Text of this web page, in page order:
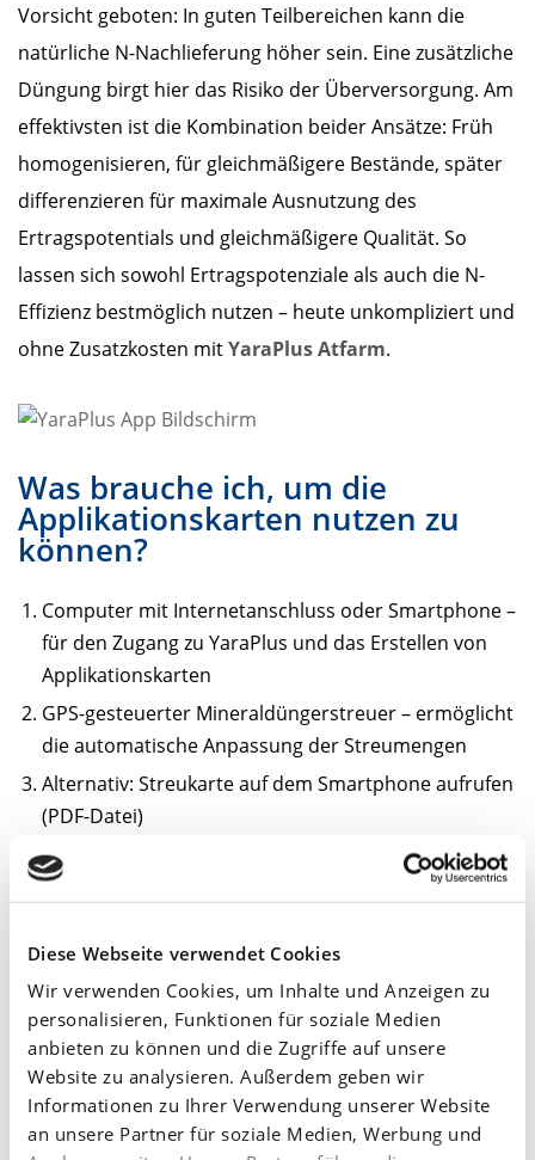
Diese Webseite verwendet Cookies
Wir verwenden Cookies, um Inhalte und Anzeigen zu
personalisieren, Funktionen für soziale Medien
anbieten zu können und die Zugriffe auf unsere
Website zu analysieren. Außerdem geben wir
Informationen zu Ihrer Verwendung unserer Website
an unsere Partner für soziale Medien, Werbung und
Vorsicht geboten: In guten Teilbereichen kann die
natürliche N-Nachlieferung höher sein. Eine zusätzliche
Düngung birgt hier das Risiko der Überversorgung. Am
effektivsten ist die Kombination beider Ansätze: Früh
homogenisieren, für gleichmäßigere Bestände, später
differenzieren für maximale Ausnutzung des
Ertragspotentials und gleichmäßigere Qualität. So
lassen sich sowohl Ertragspotenziale als auch die N-
Effizienz bestmöglich nutzen – heute unkompliziert und
ohne Zusatzkosten mitYaraPlus Atfarm.
Was brauche ich, um die
Applikationskarten nutzen zu
können?
Computer mit Internetanschluss oder Smartphone –
für den Zugang zu YaraPlus und das Erstellen von
Applikationskarten
GPS-gesteuerter Mineraldüngerstreuer – ermöglicht
die automatische Anpassung der Streumengen
Alternativ: Streukarte auf dem Smartphone aufrufen
(PDF-Datei)
Manuelle Anpassung der Düngermenge:
über Plus-/Minustaste am Terminal des Streuers
oder
durch Variation der Fahrgeschwindigkeit
Vorteil: teilflächenspezifische Düngung ist auch mit
vorhandener Technik möglich – weniger exakt, aber
praxistauglich